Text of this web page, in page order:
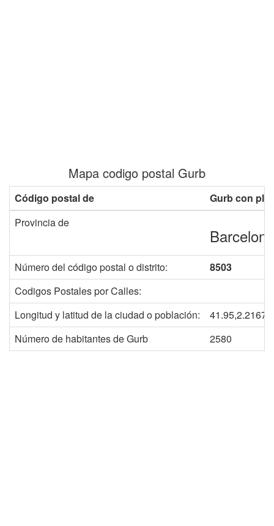
Mapa codigo postal Gurb
Código postal de
Gurb con
Provincia de
Barcelona
Número del código postal o distrito:
8503
Codigos Postales por Calles:
Longitud y latitud de la ciudad o población:
41.95,2.2167
Número de habitantes de Gurb
2580